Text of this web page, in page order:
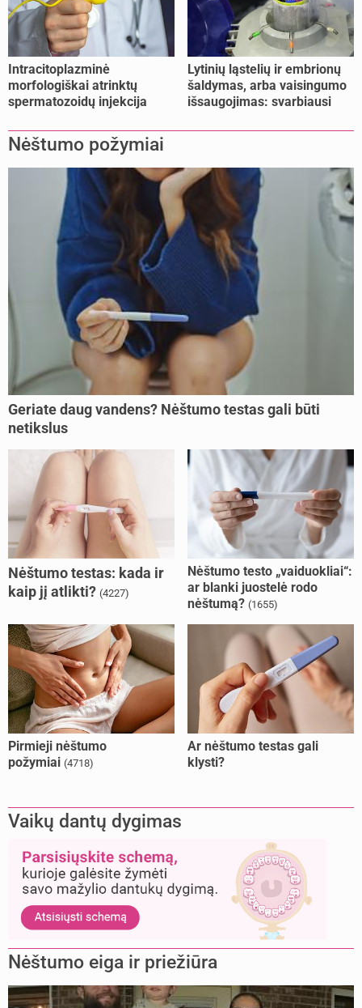
Intracitoplazminė
morfologiškai atrinktų
spermatozoidų injekcija
Lytinių ląstelių ir embrionų
šaldymas, arba vaisingumo
išsaugojimas: svarbiausi
Nėštumo požymiai
Geriate daug vandens? Nėštumo testas gali būti
netikslus
Nėštumo testas: kada ir
kaip jį atlikti? (4227)
Nėštumo testo „vaiduokliai“:
ar blanki juostelė rodo
nėštumą? (1655)
Pirmieji nėštumo
požymiai (4718)
Ar nėštumo testas gali
klysti?
Vaikų dantų dygimas
Nėštumo eiga ir priežiūra